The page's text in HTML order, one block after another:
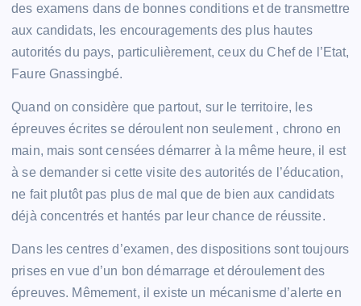
des examens dans de bonnes conditions et de transmettre
aux candidats, les encouragements des plus hautes
autorités du pays, particulièrement, ceux du Chef de l’Etat,
Faure Gnassingbé.
Quand on considère que partout, sur le territoire, les
épreuves écrites se déroulent non seulement , chrono en
main, mais sont censées démarrer à la même heure, il est
à se demander si cette visite des autorités de l’éducation,
ne fait plutôt pas plus de mal que de bien aux candidats
déjà concentrés et hantés par leur chance de réussite.
Dans les centres d’examen, des dispositions sont toujours
prises en vue d’un bon démarrage et déroulement des
épreuves. Mêmement, il existe un mécanisme d’alerte en